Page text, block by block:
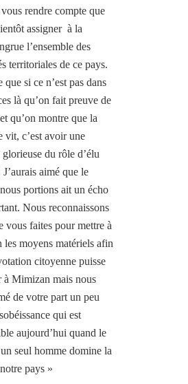
rendre compte que
assigner à la
l’ensemble des
territoriales de ce pays.
que si ce n’est pas dans
là qu’on fait preuve de
qu’on montre que la
vit, c’est avoir une
du rôle d’élu
aimé que le
portions ait un écho
Nous reconnaissons
vous faites pour mettre à
les moyens matériels afin
citoyenne puisse
à Mimizan mais nous
de votre part un peu
qui est
aujourd’hui quand le
seul homme domine la
pays »